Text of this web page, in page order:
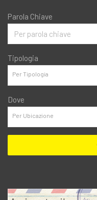
Parola Chiave
Tipologia
Dove